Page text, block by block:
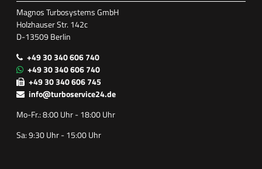
Magnos Turbosystems GmbH
Holzhauser Str. 142c
D-13509 Berlin
+49 30 340 606 740
+49 30 340 606 740
+49 30 340 606 745
info@turboservice24.de
Mo-Fr.: 8:00 Uhr - 18:00 Uhr
Sa: 9:30 Uhr - 15:00 Uhr